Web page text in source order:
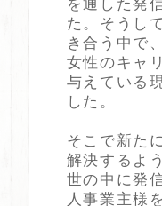
を通した発
た。そうし
き合う中で
女性のキャ
与えている
した。
そこで新た
解決するよ
世の中に発
人事業主様